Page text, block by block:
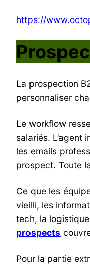
https://
La prospection
personnaliser
Le workflow
salariés.
les emails
prospect. Toute
Ce que les
vieilli, les
tech, la
prospects
Pour la partie